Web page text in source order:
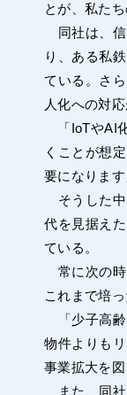
とが、私た
同社は、信
り、ある私
ている。さ
人化への対
「IoTやAI
くことが想
要になります
そうした中
代を見据え
ている。
常に次の時
これまで培
「少子高齢
物件よりも
事業拡大を図
また、同社